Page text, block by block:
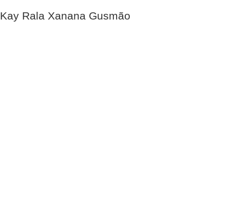
Kay Rala Xanana Gusmão